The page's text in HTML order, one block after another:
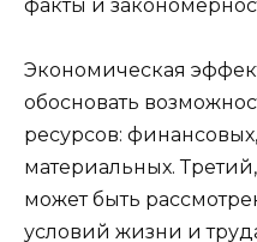
факты и
Экономическая
обосновать
ресурсов:
материальных.
может быть
условий жизни и